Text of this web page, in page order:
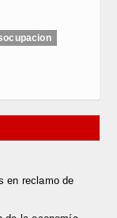
en reclamo de